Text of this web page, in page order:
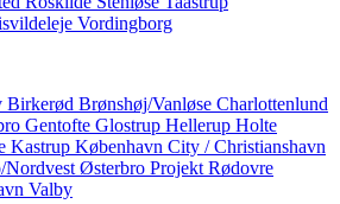
Vordingborg
Birkerød Brønshøj/Vanløse Charlottenlund
Gentofte Glostrup Hellerup Holte
Kastrup København City / Christianshavn
Nordvest Østerbro Projekt Rødovre
Valby